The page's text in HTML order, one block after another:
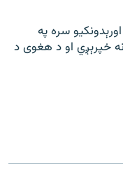
سره په
خپرېږي او د هغوی د